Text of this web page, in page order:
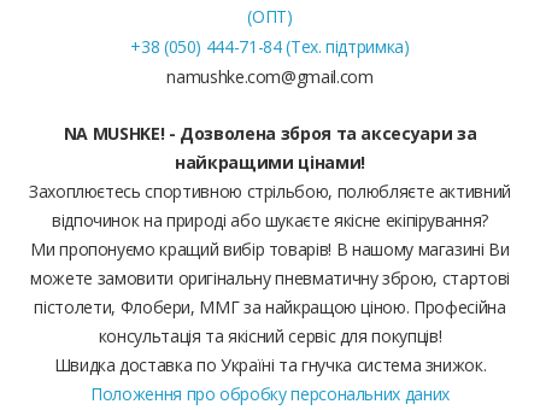
(ОПТ)
+38 (050) 444-71-84 (Тех. підтримка)
namushke.com@gmail.com
NA MUSHKE! - Дозволена зброя та аксесуари за
найкращими цінами!
Захоплюєтесь спортивною стрільбою, полюбляєте активний
відпочинок на природі або шукаєте якісне екіпірування?
Ми пропонуємо кращий вибір товарів! В нашому магазині Ви
можете замовити оригінальну пневматичну зброю, стартові
пістолети, Флобери, ММГ за найкращою ціною. Професійна
консультація та якісний сервіс для покупців!
Швидка доставка по Україні та гнучка система знижок.
Положення про обробку персональних даних